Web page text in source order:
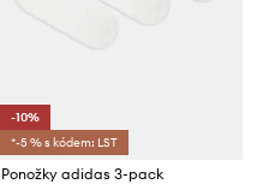
-10%
*-5 % s kódem: LST
Ponožky adidas 3-pack